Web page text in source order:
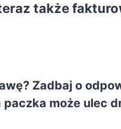
także
Zadbaj o
może ulec